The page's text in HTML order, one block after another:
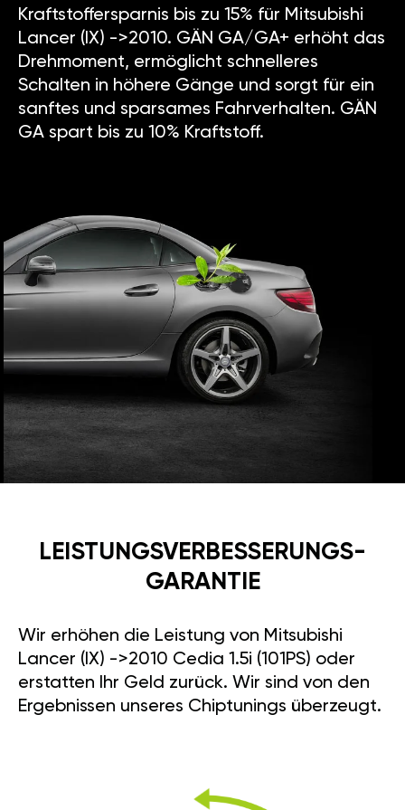
Kraftstoffersparnis bis zu 15% für Mitsubishi
Lancer (IX) ->2010. GÄN GA/GA+ erhöht das
Drehmoment, ermöglicht schnelleres
Schalten in höhere Gänge und sorgt für ein
sanftes und sparsames Fahrverhalten. GÄN
GA spart bis zu 10% Kraftstoff.
LEISTUNGSVERBESSE­RUNGS­
GARANTIE
Wir erhöhen die Leistung von Mitsubishi
Lancer (IX) ->2010 Cedia 1.5i (101PS) oder
erstatten Ihr Geld zurück. Wir sind von den
Ergebnissen unseres Chiptunings überzeugt.